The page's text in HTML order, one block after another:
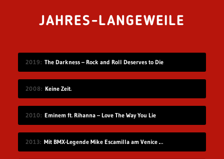
JAHRES-LANGEWEILE
2019 The Darkness – Rock and Roll Deserves to Die
2008 Keine Zeit.
2010 Eminem ft. Rihanna – Love The Way You Lie
2013 Mit BMX-Legende Mike Escamilla am Venice Beach